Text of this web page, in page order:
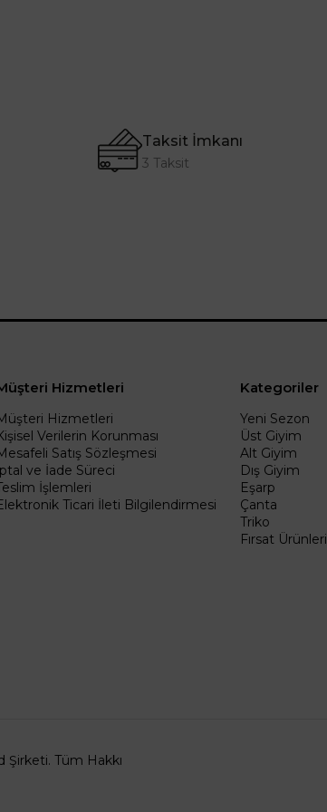
Taksit İmkanı
3 Taksit
Hizmetleri
Hizmetleri
Verilerin Korunması
Satış Sözleşmesi
ve İade Süreci
İşlemleri
Ticari İleti Bilgilendirmesi
Kategoriler
Yeni Sezon
Üst Giyim
Alt Giyim
Dış Giyim
Eşarp
Çanta
Triko
Fırsat Ürünleri
Tüm Hakkı